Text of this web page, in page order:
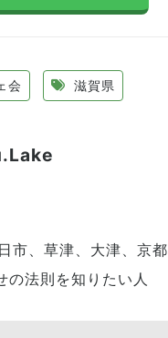
会 滋賀県
市、草津、大津、京都
の法則を知りたい人